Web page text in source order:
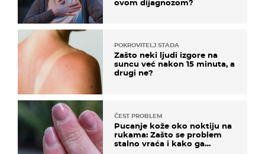
ovom dijagnozom?
POKROVITELJ STADA
Zašto neki ljudi izgore na
suncu već nakon 15 minuta, a
drugi ne?
ČEST PROBLEM
Pucanje kože oko noktiju na
rukama: Zašto se problem
stalno vraća i kako ga